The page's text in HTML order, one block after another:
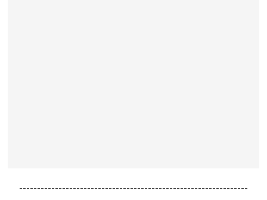
----------------------------------------------------------------